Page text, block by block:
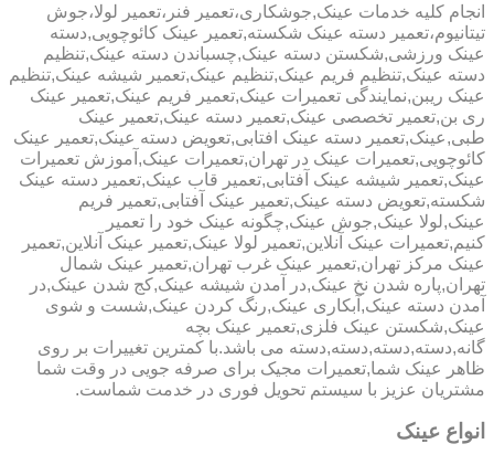
انجام کلیه خدمات عینک,جوشکاری،تعمیر فنر،تعمیر لولا،جوش
تیتانیوم،تعمیر دسته عینک شکسته,تعمیر عینک کائوچویی,دسته
عینک ورزشی,شکستن دسته عینک,چسباندن دسته عینک,تنظیم
دسته عینک,تنظیم فریم عینک,تنظیم عینک,تعمیر شیشه عینک,تنظیم
عینک ریبن,نمایندگی تعمیرات عینک,تعمیر فریم عینک,تعمیر عینک
ری بن,تعمیر تخصصی عینک,تعمیر دسته عینک,تعمیر عینک
طبی,عینک,تعمیر دسته عینک افتابی,تعویض دسته عینک,تعمیر عینک
کائوچویی,تعمیرات عینک در تهران,تعمیرات عینک,آموزش تعمیرات
عینک,تعمیر شیشه عینک آفتابی,تعمیر قاب عینک,تعمیر دسته عینک
شکسته,تعویض دسته عینک,تعمیر عینک آفتابی,تعمیر فریم
عینک,لولا عینک,جوش عینک,چگونه عینک خود را تعمیر
کنیم,تعمیرات عینک آنلاین,تعمیر لولا عینک,تعمیر عینک آنلاین,تعمیر
عینک مرکز تهران,تعمیر عینک غرب تهران,تعمیر عینک شمال
تهران,پاره شدن نخ عینک,در آمدن شیشه عینک,کج شدن عینک,در
آمدن دسته عینک,آبکاری عینک,رنگ کردن عینک,شست و شوی
عینک,شکستن عینک فلزی,تعمیر عینک بچه
گانه,دسته,دسته,دسته,دسته می باشد.با کمترین تغییرات بر روی
ظاهر عینک شما,تعمیرات مجیک برای صرفه جویی در وقت شما
مشتریان عزیز با سیستم تحویل فوری در خدمت شماست.
انواع عینک